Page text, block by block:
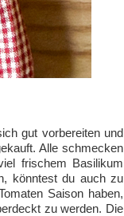
gut vorbereiten und
Alle schmecken
frischem Basilikum
könntest du auch zu
Saison haben,
zu werden. Die